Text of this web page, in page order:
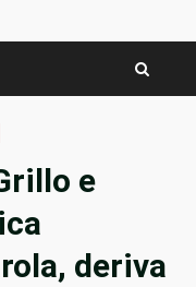
e
deriva